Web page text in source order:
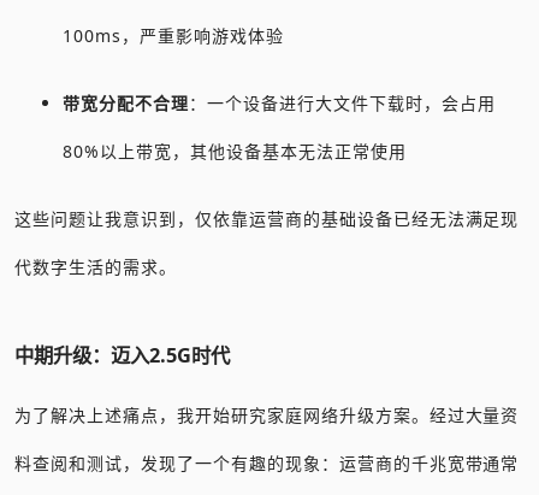
100ms，严重影响游戏体验
带宽分配不合理：一个设备进行大文件下载时，会占用
80%以上带宽，其他设备基本无法正常使用
这些问题让我意识到，仅依靠运营商的基础设备已经无法满足现
代数字生活的需求。
中期升级：迈入2.5G时代
为了解决上述痛点，我开始研究家庭网络升级方案。经过大量资
料查阅和测试，发现了一个有趣的现象：运营商的千兆宽带通常